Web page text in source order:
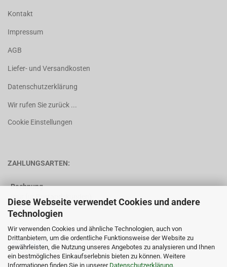
Diese Webseite verwendet Cookies und andere
Technologien
Wir verwenden Cookies und ähnliche Technologien, auch von
Drittanbietern, um die ordentliche Funktionsweise der Website zu
gewährleisten, die Nutzung unseres Angebotes zu analysieren und Ihnen
ein bestmögliches Einkaufserlebnis bieten zu können. Weitere
Informationen finden Sie in unserer Datenschutzerklärung.
Kontakt
Impressum
AGB
Liefer- und Versandkosten
Datenschutzerklärung
Wir rufen Sie zurück ...
Cookie Einstellungen
ZAHLUNGSARTEN:
Rechnung
(nur für Bestandskunden)
Vorkasse